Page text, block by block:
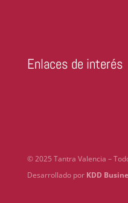
Enlaces de interés
© 2025 Tantra Valencia –
Desarrollado por KDD